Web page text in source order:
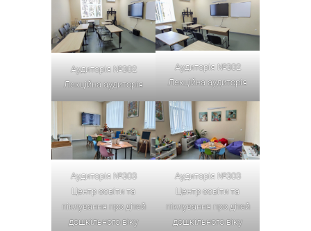
Аудиторія №302
Лекційна аудиторія
Аудиторія №302
Лекційна аудиторія
Аудиторія №303
Центр освіти та
піклування про дітей
дошкільного віку
Аудиторія №303
Центр освіти та
піклування про дітей
дошкільного віку